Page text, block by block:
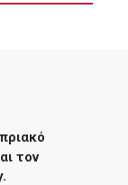
τον